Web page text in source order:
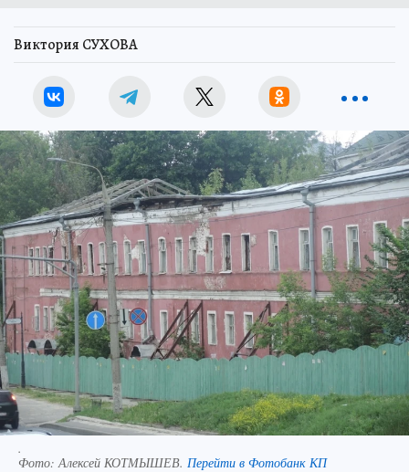
Виктория СУХОВА
.
Фото:Алексей КОТМЫШЕВ. Перейти в Фотобанк КП